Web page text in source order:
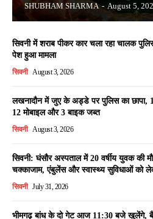
SHUBHAM SHARMA - August 5,
सिवनी में शराब पीकर कार चला रहा चालक
पेश हुआ मामला
सिवनी August 3, 2026
लखनादौन में जुए के अड्डे पर पुलिस का छापा,
12 मोबाइल और 3 बाइक जब्त
सिवनी August 3, 2026
सिवनी: घंसौर अस्पताल में 20 वर्षीय युवक
चक्काजाम, एंबुलेंस और स्वास्थ्य सुविधाओं को
सिवनी July 31, 2026
भीमगढ़ बांध के दो गेट आज 11:30 बजे खुलेंगे,